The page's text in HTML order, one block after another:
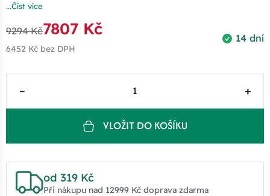
...Číst více
14 dní
9294 Kč7807 Kč
6452 Kč bez DPH
– +
VLOŽIT DO KOŠÍKU
od 319 Kč
Při nákupu nad 12999 Kč doprava zdarma